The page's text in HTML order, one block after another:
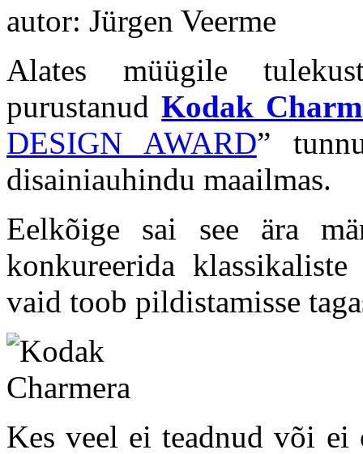
autor: Jürgen Veerme
Alates müügile
purustanudKodak
DESIGN AWARD”
disainiauhindu maailmas.
Eelkõige sai see ära
konkureerida
vaid toob pildistamisse
Kes veel ei teadnud või ei